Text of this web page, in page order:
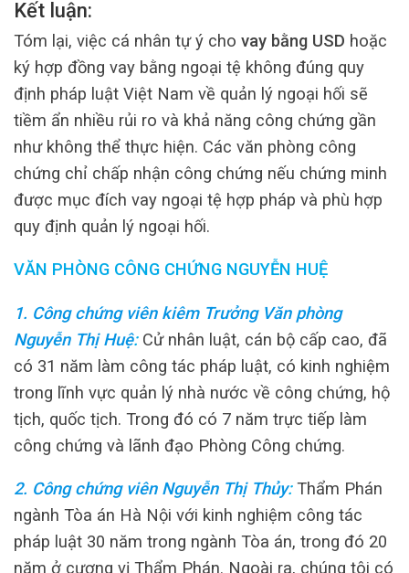
Kết luận:
Tóm lại, việc cá nhân tự ý cho vay bằng USD hoặc
ký hợp đồng vay bằng ngoại tệ không đúng quy
định pháp luật Việt Nam về quản lý ngoại hối sẽ
tiềm ẩn nhiều rủi ro và khả năng công chứng gần
như không thể thực hiện. Các văn phòng công
chứng chỉ chấp nhận công chứng nếu chứng minh
được mục đích vay ngoại tệ hợp pháp và phù hợp
quy định quản lý ngoại hối.
VĂN PHÒNG CÔNG CHỨNG NGUYỄN HUỆ
1. Công chứng viên kiêm Trưởng Văn phòng
Nguyễn Thị Huệ: Cử nhân luật, cán bộ cấp cao, đã
có 31 năm làm công tác pháp luật, có kinh nghiệm
trong lĩnh vực quản lý nhà nước về công chứng, hộ
tịch, quốc tịch. Trong đó có 7 năm trực tiếp làm
công chứng và lãnh đạo Phòng Công chứng.
2. Công chứng viên Nguyễn Thị Thủy:Thẩm Phán
ngành Tòa án Hà Nội với kinh nghiệm công tác
pháp luật 30 năm trong ngành Tòa án, trong đó 20
năm ở cương vị Thẩm Phán. Ngoài ra, chúng tôi có